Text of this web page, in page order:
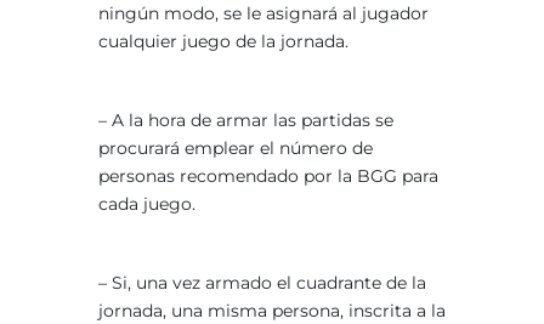
ningún modo, se le asignará al jugador
cualquier juego de la jornada.
– A la hora de armar las partidas se
procurará emplear el número de
personas recomendado por la BGG para
cada juego.
– Si, una vez armado el cuadrante de la
jornada, una misma persona, inscrita a la